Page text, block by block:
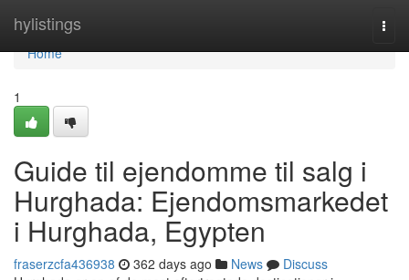
hylistings
Home
Home
1
Guide til ejendomme til salg i
Hurghada: Ejendomsmarkedet
i Hurghada, Egypten
fraserzcfa436938 362 days ago News
Discuss